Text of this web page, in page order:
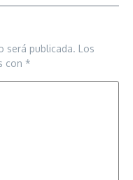
será publicada. Los
con *